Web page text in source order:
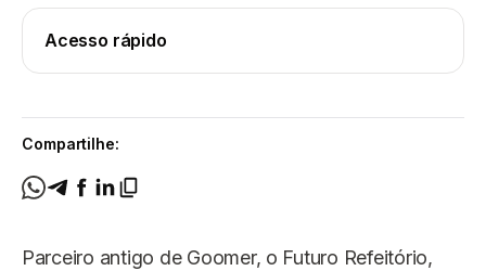
Acesso rápido
Compartilhe:
Parceiro antigo de Goomer, o Futuro Refeitório,